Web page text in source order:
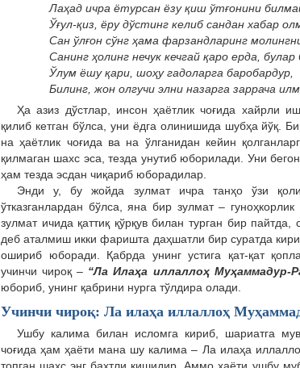
Лаҳад ичра ётурсан ёзу қиш ўтғонини
Ўғул-қиз, ёру дўстинг келиб сандан хабар
Сан ўлғон сўнг ҳама фарзандларинг
Санинг ҳолинг нечук кечгай қаро ерда, булар
Ўлум ёшу қари, шоҳу гадоларга баробардур,
Билинг, жон олгучи элни назарга заррача
Ҳа азиз дўстлар, инсон ҳаётлик чоғида хайрли
қилиб кетган бўлса, уни ёдга олинишида шубҳа йўқ.
на ҳаётлик чоғида ва на ўлганидан кейин
қилмаган шахс эса, тезда унутиб юборилади. Уни
ҳам тезда эсдан чиқариб юборадилар.
Энди у, бу жойда зулмат ичра танҳо ўзи
ўтказганлардан бўлса, яна бир зулмат –
зулмат ичида қаттиқ қўрқув билан турган бир
деб аталмиш икки фаришта даҳшатли бир суратда
ошириб юборади. Қабрда унинг устига қат-қат
учинчи чироқ – “Ла Илаҳа иллаллоҳ Муҳаммадур-
юбориб, унинг қабрини нурга тўлдира олади.
Учинчи чироқ: Ла илаҳа иллаллоҳ
Ушбу калима билан исломга кириб, шариатга
чоғида ҳам ҳаёти мана шу калима – Ла илаҳа